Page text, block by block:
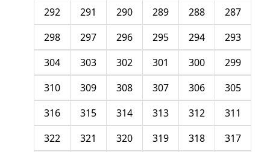
287
288
289
290
291
292
293
294
295
296
297
298
299
300
301
302
303
304
305
306
307
308
309
310
311
312
313
314
315
316
317
318
319
320
321
322